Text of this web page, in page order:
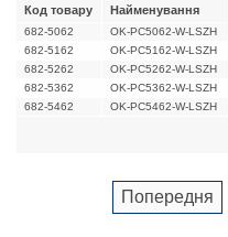
Код товару Найменування
682-5062 OK-PC5062-W-LSZH
682-5162
OK-PC5162-W-LSZH
682-5262
OK-PC5262-W-LSZH
682-5362
OK-PC5362-W-LSZH
682-5462
OK-PC5462-W-LSZH
Попередня